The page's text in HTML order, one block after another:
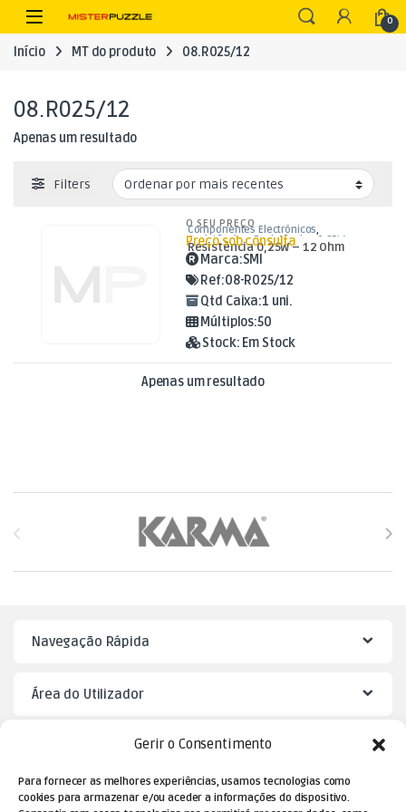
Gerir o Consentimento
Para fornecer as melhores experiências, usamos tecnologias como
cookies para armazenar e/ou aceder a informações do dispositivo.
Skip to navigation
Skip to content
Open 0
Início MT do produto 08.R025/12
08.R025/12
Apenas um resultado
Filters
Componentes Electrónicos,
Resistências,Resistências 0,25W
Resistência 0,25W – 12 Ohm
O SEU PREÇO
Preço sob consulta
Marca:SMI
Ref:08-R025/12
Qtd Caixa:1 uni.
Múltiplos:50
Stock: Em Stock
Apenas um resultado
Navegação Rápida
Área do Utilizador